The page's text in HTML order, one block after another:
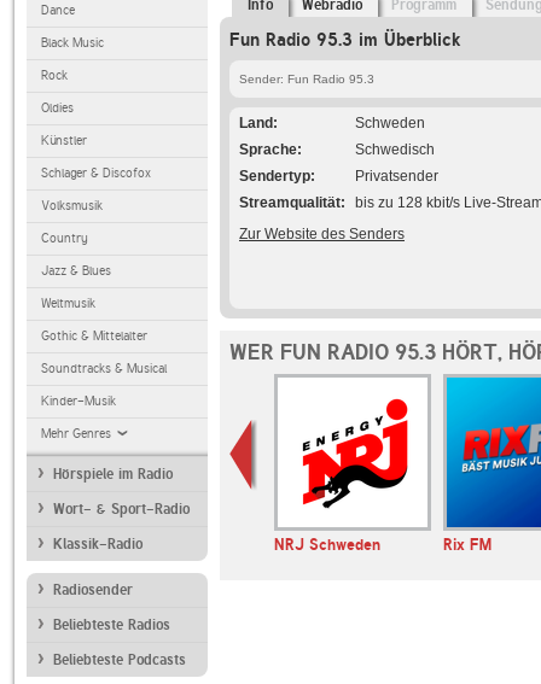
Dance
Black Music
Rock
Oldies
Künstler
Schlager & Discofox
Volksmusik
Country
Jazz & Blues
Weltmusik
Gothic & Mittelalter
Soundtracks & Musical
Kinder-Musik
Mehr Genres
Hörspiele im Radio
Wort- & Sport-Radio
Klassik-Radio
Radiosender
Beliebteste Radios
Beliebteste Podcasts
Info Webradio Programm
Fun Radio 95.3 im Überblick
Sender: Fun Radio 95.3
Land
Schweden
Sprache
Schwedisch
Sendertyp
Privatsender
Streamqualität
bis zu 128 kbit/s Live-
Zur Website des Senders
WER FUN RADIO 95.3 HÖRT,
NRJ Schweden Rix FM